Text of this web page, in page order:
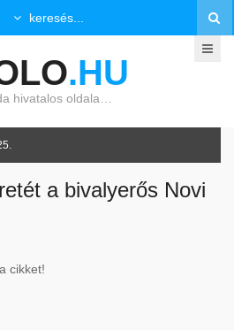
.HU
hivatalos oldala…
a bivalyerős Novi
cikket!